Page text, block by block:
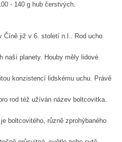
- 140 g hub čerstvých.
Číně již v 6. století n.l.. Rod ucho
naší planety. Houby měly lidové
konzistencí lidskému uchu. Právě
rod též užíván název boltcovitka.
boltcovitého, různě zprohýbaného